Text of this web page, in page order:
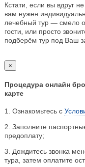
Кстати, если вы вдруг
вам нужен
лечебный тур — смело
гости, или просто
подберём тур под Ваш
×
Процедура онлайн
карте
1. Ознакомьтесь с
2. Заполните
предоплату;
3. Дождитесь звонка
тура, затем оплатите